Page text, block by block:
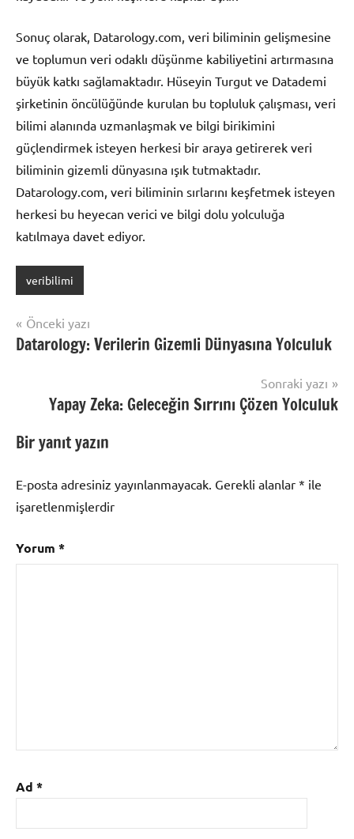
Sonuç olarak, Datarology.com, veri biliminin gelişmesine
ve toplumun veri odaklı düşünme kabiliyetini artırmasına
büyük katkı sağlamaktadır. Hüseyin Turgut ve Datademi
şirketinin öncülüğünde kurulan bu topluluk çalışması, veri
bilimi alanında uzmanlaşmak ve bilgi birikimini
güçlendirmek isteyen herkesi bir araya getirerek veri
biliminin gizemli dünyasına ışık tutmaktadır.
Datarology.com, veri biliminin sırlarını keşfetmek isteyen
herkesi bu heyecan verici ve bilgi dolu yolculuğa
katılmaya davet ediyor.
veribilimi
Yazı
gezinmesi
Önceki yazı
Datarology: Verilerin Gizemli Dünyasına Yolculuk
Sonraki yazı
Yapay Zeka: Geleceğin Sırrını Çözen Yolculuk
Bir yanıt yazın
E-posta adresiniz yayınlanmayacak. Gerekli alanlar * ile
işaretlenmişlerdir
Yorum *
Ad *